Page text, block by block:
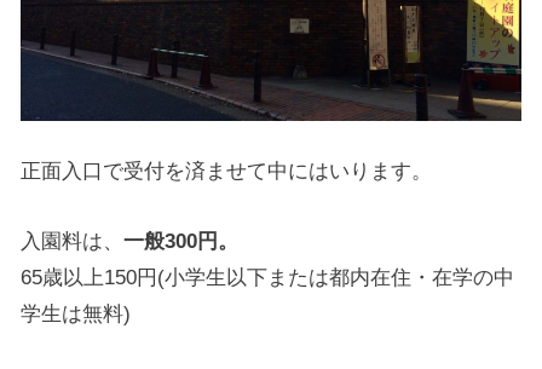
正面入口で受付を済ませて中にはいります。
入園料は、一般300円。
65歳以上150円(小学生以下または都内在住・在学の中
学生は無料)